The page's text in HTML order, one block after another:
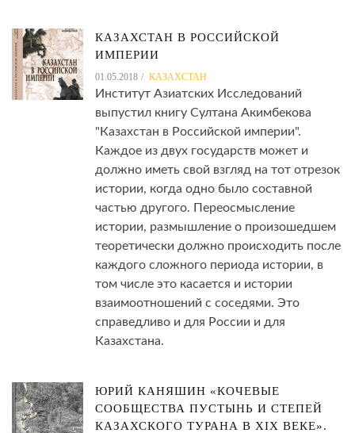
КАЗАХСТАН В РОССИЙСКОЙ
ИМПЕРИИ
01.05.2018 КАЗАХСТАН
Институт Азиатских Исследований
выпустил книгу Султана Акимбекова
"Казахстан в Российской империи".
Каждое из двух государств может и
должно иметь свой взгляд на тот отрезок
истории, когда одно было составной
частью другого. Переосмысление
истории, размышление о произошедшем
теоретически должно происходить после
каждого сложного периода истории, в
том числе это касается и истории
взаимоотношений с соседями. Это
справедливо и для России и для
Казахстана.
ЮРИЙ КАНЯШИН «КОЧЕВЫЕ
СООБЩЕСТВА ПУСТЫНЬ И СТЕПЕЙ
КАЗАХСКОГО ТУРАНА В XIX ВЕКЕ».